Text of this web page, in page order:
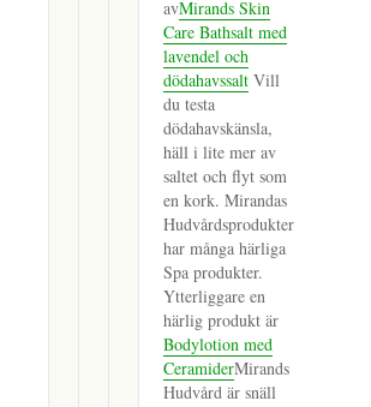
avMirands Skin
Care Bathsalt med
lavendel och
dödahavssalt Vill
du testa
dödahavskänsla,
häll i lite mer av
saltet och flyt som
en kork. Mirandas
Hudvårdsprodukter
har många härliga
Spa produkter.
Ytterliggare en
härlig produkt är
Bodylotion med
CeramiderMirands
Hudvård är snäll